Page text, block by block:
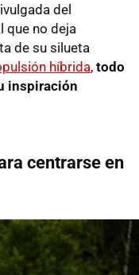
del
que no deja
de su silueta
híbrida, todo
inspiración
centrarse en